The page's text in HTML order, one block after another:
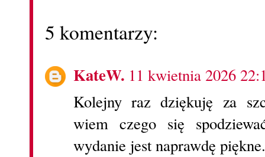
5 komentarzy:
KateW. 11 kwietnia 2026
Kolejny raz dziękuję za
wiem czego się
wydanie jest naprawdę piękne.